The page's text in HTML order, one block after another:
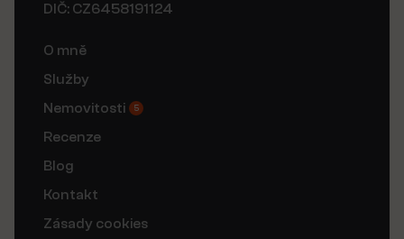
DIČ: CZ6458191124
O mně
Služby
Nemovitosti
5
Recenze
Blog
Kontakt
Zásady cookies